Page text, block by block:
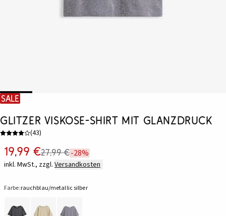
SALE
Glitzer Viskose-Shirt mit Glanzdruck
(43)
19,99 €27,99 €-28%
inkl. MwSt., zzgl. Versandkosten
Farbe:rauchblau/metallic silber